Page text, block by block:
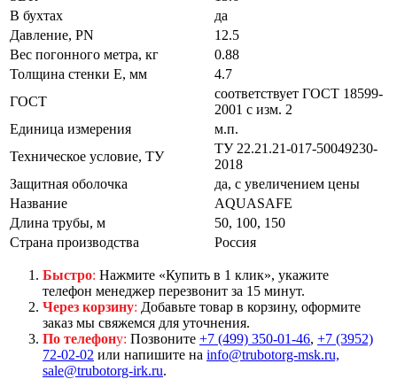
В бухтах
да
Давление, PN
12.5
Вес погонного метра, кг
0.88
Толщина стенки E, мм
4.7
ГОСТ
соответствует ГОСТ 18599-
2001 с изм. 2
Единица измерения
м.п.
Техническое условие, ТУ
ТУ 22.21.21-017-50049230-
2018
Защитная оболочка
да, с увеличением цены
Название
AQUASAFE
Длина трубы, м
50, 100, 150
Страна производства
Россия
Быстро: Нажмите «Купить в 1 клик», укажите
телефон менеджер перезвонит за 15 минут.
Через корзину: Добавьте товар в корзину, оформите
заказ мы свяжемся для уточнения.
По телефону: Позвоните +7 (499) 350-01-46, +7 (3952)
72-02-02 или напишите на info@trubotorg-msk.ru,
sale@trubotorg-irk.ru.